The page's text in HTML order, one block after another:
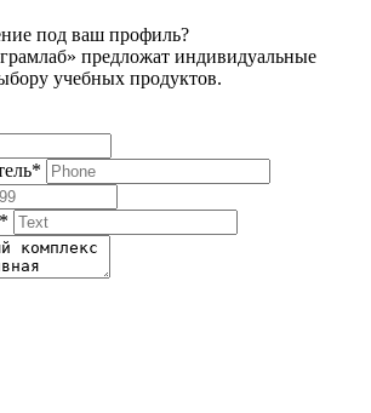
под ваш профиль?
предложат индивидуальные
учебных продуктов.
*
*